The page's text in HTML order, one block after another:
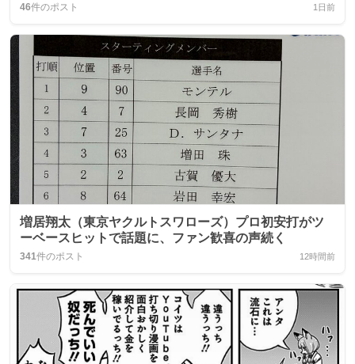
46件のポスト 1日前
増居翔太（東京ヤクルトスワローズ）プロ初安打がツ
ーベースヒットで話題に、ファン歓喜の声続く
341件のポスト 12時間前